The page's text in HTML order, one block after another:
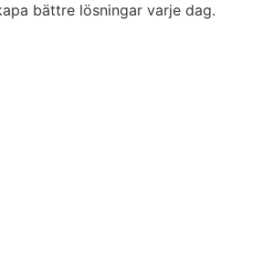
bättre lösningar varje dag.